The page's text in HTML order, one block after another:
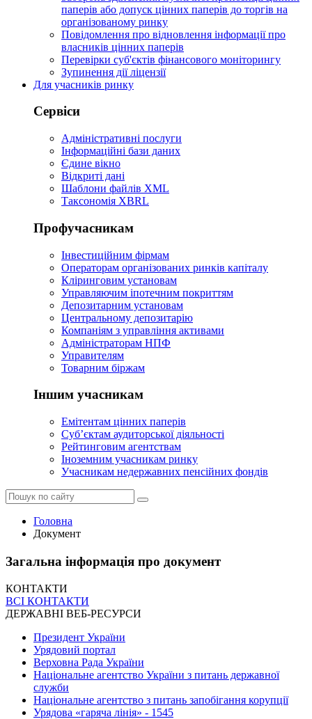
паперів або допуск цінних паперів до торгів на
організованому ринку
Повідомлення про відновлення інформації про
власників цінних паперів
Перевірки суб'єктів фінансового моніторингу
Зупинення дії ліцензії
Для учасників ринку
Сервіси
Адміністративні послуги
Інформаційні бази даних
Єдине вікно
Відкриті дані
Шаблони файлів XML
Таксономія XBRL
Профучасникам
Інвестиційним фірмам
Операторам організованих ринків капіталу
Кліринговим установам
Управляючим іпотечним покриттям
Депозитарним установам
Центральному депозитарію
Компаніям з управління активами
Адміністраторам НПФ
Управителям
Товарним біржам
Іншим учасникам
Емітентам цінних паперів
Суб’єктам аудиторської діяльності
Рейтинговим агентствам
Іноземним учасникам ринку
Учасникам недержавних пенсійних фондів
Головна
Документ
Загальна інформація про документ
КОНТАКТИ
ВСІ КОНТАКТИ
ДЕРЖАВНІ ВЕБ-РЕСУРСИ
Президент України
Урядовий портал
Верховна Рада України
Національне агентство України з питань державної
служби
Національне агентство з питань запобігання корупції
Урядова «гаряча лінія» - 1545